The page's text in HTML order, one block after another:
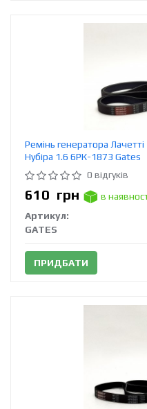
Ремінь генератора
Нубіра 1.6 6РК-1873 Gates
0 відгуків
610 грн
в
Артикул:
GATES
ПРИДБАТИ